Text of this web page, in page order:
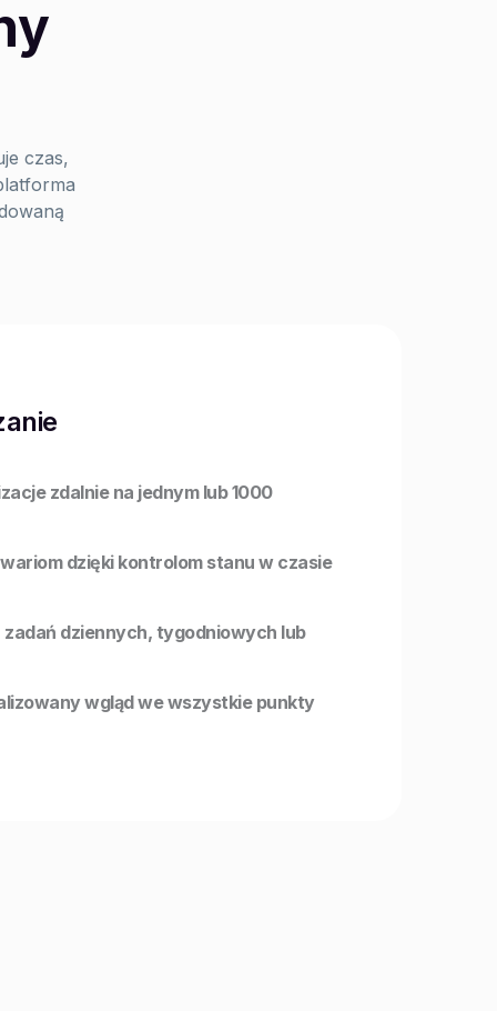
czas,
zdalnie na jednym lub 1000
dzięki kontrolom stanu w czasie
dziennych, tygodniowych lub
wgląd we wszystkie punkty